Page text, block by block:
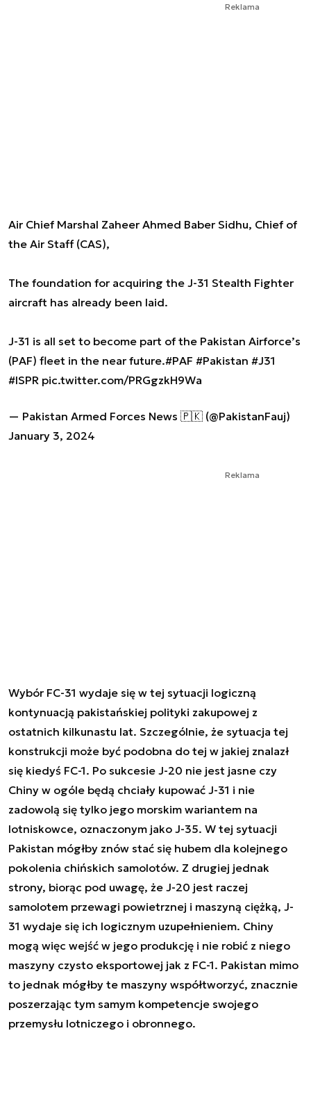
Reklama
Air Chief Marshal Zaheer Ahmed Baber Sidhu, Chief of
the Air Staff (CAS),
The foundation for acquiring the J-31 Stealth Fighter
aircraft has already been laid.
J-31 is all set to become part of the Pakistan Airforce’s
(PAF) fleet in the near future.#PAF #Pakistan #J31
#ISPR pic.twitter.com/PRGgzkH9Wa
— Pakistan Armed Forces News 🇵🇰 (@PakistanFauj)
January 3, 2024
Reklama
Wybór FC-31 wydaje się w tej sytuacji logiczną
kontynuacją pakistańskiej polityki zakupowej z
ostatnich kilkunastu lat. Szczególnie, że sytuacja tej
konstrukcji może być podobna do tej w jakiej znalazł
się kiedyś FC-1. Po sukcesie J-20 nie jest jasne czy
Chiny w ogóle będą chciały kupować J-31 i nie
zadowolą się tylko jego morskim wariantem na
lotniskowce, oznaczonym jako J-35. W tej sytuacji
Pakistan mógłby znów stać się hubem dla kolejnego
pokolenia chińskich samolotów. Z drugiej jednak
strony, biorąc pod uwagę, że J-20 jest raczej
samolotem przewagi powietrznej i maszyną ciężką, J-
31 wydaje się ich logicznym uzupełnieniem. Chiny
mogą więc wejść w jego produkcję i nie robić z niego
maszyny czysto eksportowej jak z FC-1. Pakistan mimo
to jednak mógłby te maszyny współtworzyć, znacznie
poszerzając tym samym kompetencje swojego
przemysłu lotniczego i obronnego.